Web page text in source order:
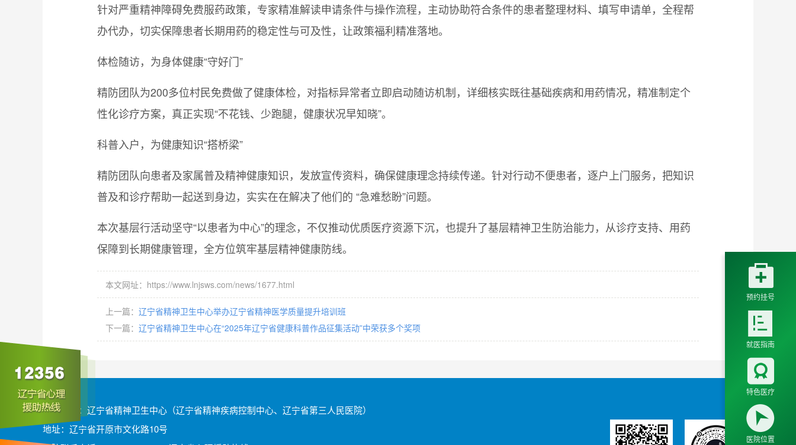
针对严重精神障碍免费服药政策，专家精准解读申请条件与操作流程，主动协助符合条件的患者整理材料、填写申请单，全程帮
办代办，切实保障患者长期用药的稳定性与可及性，让政策福利精准落地。
体检随访，为身体健康“守好门”
精防团队为200多位村民免费做了健康体检，对指标异常者立即启动随访机制，详细核实既往基础疾病和用药情况，精准制定个
性化诊疗方案，真正实现“不花钱、少跑腿，健康状况早知晓”。
科普入户，为健康知识“搭桥梁”
精防团队向患者及家属普及精神健康知识，发放宣传资料，确保健康理念持续传递。针对行动不便患者，逐户上门服务，把知识
普及和诊疗帮助一起送到身边，实实在在解决了他们的 “急难愁盼”问题。
本次基层行活动坚守“以患者为中心”的理念，不仅推动优质医疗资源下沉，也提升了基层精神卫生防治能力，从诊疗支持、用药
保障到长期健康管理，全方位筑牢基层精神健康防线。
本文网址：https://www.lnjsws.com/news/1677.html
上一篇： 辽宁省精神卫生中心举办辽宁省精神医学质量提升培训班
下一篇： 辽宁省精神卫生中心在“2025年辽宁省健康科普作品征集活动”中荣获多个奖项
版权所有：辽宁省精神卫生中心（辽宁省精神疾病控制中心、辽宁省第三人民医院）
地址：辽宁省开原市文化路10号

预约挂号

就医指南

特色医疗

医院位置